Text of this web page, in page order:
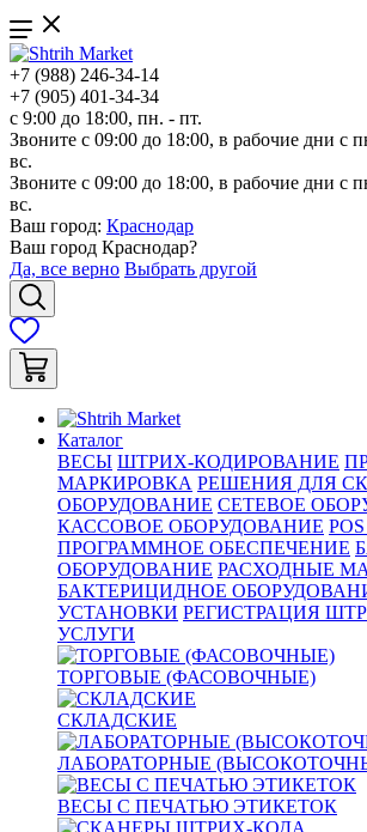
+7 (988) 246-34-14
+7 (905) 401-34-34
с 9:00 до 18:00, пн. - пт.
Звоните с 09:00 до 18:00, в рабочие дни с
вс.
Звоните с 09:00 до 18:00, в рабочие дни с
вс.
Ваш город: Краснодар
Ваш город Краснодар?
Да, все верно Выбрать другой
Каталог
ВЕСЫ ШТРИХ-КОДИРОВАНИЕ
МАРКИРОВКА РЕШЕНИЯ ДЛЯ
ОБОРУДОВАНИЕ СЕТЕВОЕ
КАССОВОЕ ОБОРУДОВАНИЕ
ПРОГРАММНОЕ ОБЕСПЕЧЕНИЕ
ОБОРУДОВАНИЕ РАСХОДНЫЕ
БАКТЕРИЦИДНОЕ
УСТАНОВКИ РЕГИСТРАЦИЯ
УСЛУГИ
ТОРГОВЫЕ (ФАСОВОЧНЫЕ)
СКЛАДСКИЕ
ЛАБОРАТОРНЫЕ
ВЕСЫ С ПЕЧАТЬЮ ЭТИКЕТОК